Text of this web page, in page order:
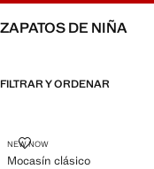
ZAPATOS DE NIÑA
FILTRAR Y ORDENAR
NEW NOW
Mocasín clásico
MOCASÍN CLÁSICO